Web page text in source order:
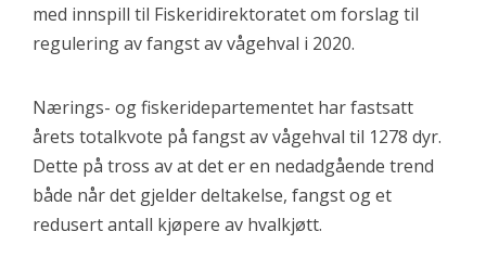
med innspill til Fiskeridirektoratet om forslag til
regulering av fangst av vågehval i 2020.
Nærings- og fiskeridepartementet har fastsatt
årets totalkvote på fangst av vågehval til 1278 dyr.
Dette på tross av at det er en nedadgående trend
både når det gjelder deltakelse, fangst og et
redusert antall kjøpere av hvalkjøtt.